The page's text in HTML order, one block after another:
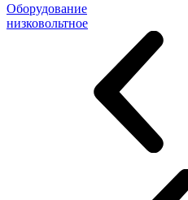
Оборудование
низковольтное